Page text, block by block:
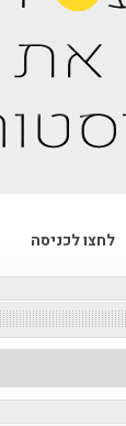
לחצו לכניסה